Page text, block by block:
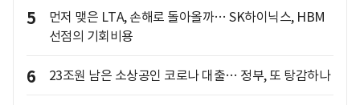
5
먼저 맺은 LTA, 손해로 돌아올까… SK하이닉스, HBM
선점의 기회비용
6 23조원 남은 소상공인 코로나 대출… 정부, 또 탕감하나